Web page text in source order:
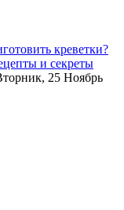
креветки?
и секреты
25 Ноябрь